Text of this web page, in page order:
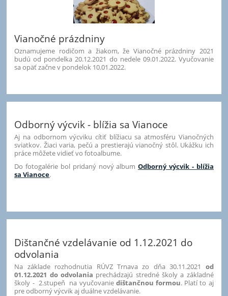
Vianočné prázdniny
Oznamujeme rodičom a žiakom, že Vianočné prázdniny 2021
budú od pondelka 20.12.2021 do nedele 09.01.2022. Vyučovanie
sa opäť začne v pondelok 10.01.2022.
Odborný výcvik - blížia sa Vianoce
Aj na odbornom výcviku cítiť blížiacu sa atmosféru Vianočných
sviatkov. Žiaci varia, pečú a prestierajú vianočný stôl. Ukážku ich
práce môžete vidieť vo fotoalbume.
Do fotogalérie bol pridaný nový albumOdborný výcvik - blížia
sa Vianoce.
Dištančné vzdelávanie od 1.12.2021 do
odvolania
Na základe rozhodnutia RÚVZ Trnava zo dňa 30.11.2021 od
01.12.2021 do odvolania prechádzajú stredné školy a základné
školy - 2.stupeň na vyučovanie dištančnou formou. Platí to aj
pre odborný výcvik aj duálne vzdelávanie.